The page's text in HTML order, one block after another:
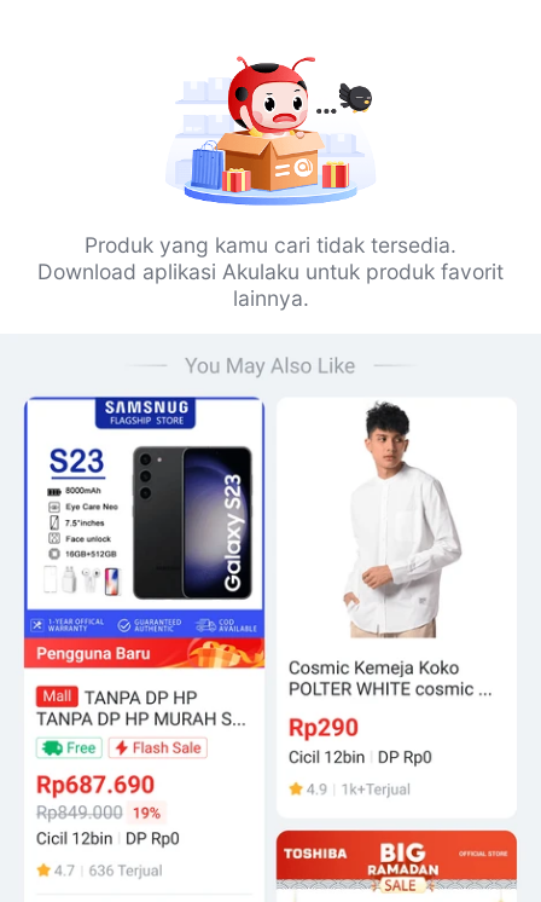
Produk yang kamu cari tidak tersedia.
Download aplikasi Akulaku untuk produk favorit
lainnya.